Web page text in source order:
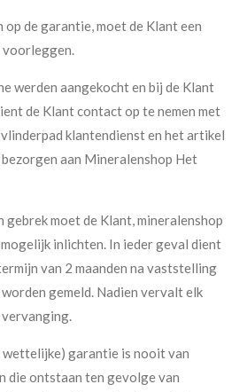
op de garantie, moet de Klant een
voorleggen.
werden aangekocht en bij de Klant
de Klant contact op te nemen met
klantendienst en het artikel
aan Mineralenshop Het
moet de Klant, mineralenshop
inlichten. In ieder geval dient
van 2 maanden na vaststelling
gemeld. Nadien vervalt elk
wettelijke) garantie is nooit van
die ontstaan ten gevolge van